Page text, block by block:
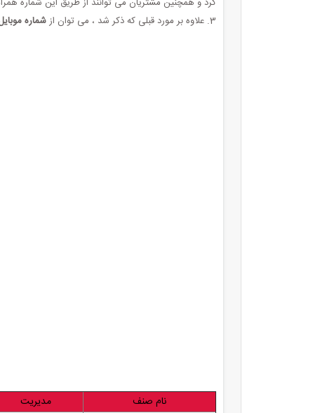
3. علاوه بر مورد قبلی که ذکر شد ، می توان از
شماره
نام صنف مدیریت